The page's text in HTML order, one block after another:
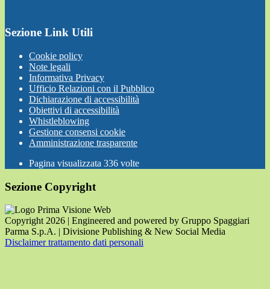
Sezione Link Utili
Cookie policy
Note legali
Informativa Privacy
Ufficio Relazioni con il Pubblico
Dichiarazione di accessibilità
Obiettivi di accessibilità
Whistleblowing
Gestione consensi cookie
Amministrazione trasparente
Pagina visualizzata 336 volte
Sezione Copyright
Copyright 2026 | Engineered and powered by Gruppo Spaggiari
Parma S.p.A. | Divisione Publishing & New Social Media
Disclaimer trattamento dati personali